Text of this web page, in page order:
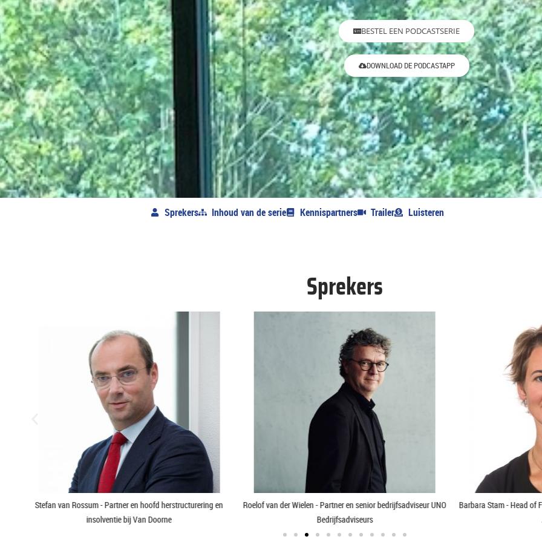
BESTEL EEN PODCASTSERIE
DOWNLOAD DE PODCASTAPP
Sprekers Inhoud van de serie Kennispartners Trailer Luisteren
Sprekers
Roelof van der Wielen - Partner en senior bedrijfsadviseur UNO
Bedrijfsadviseurs
Barbara Stam - Head of Financial Restructuring & Recovery bij
ABN AMRO
Alexander de